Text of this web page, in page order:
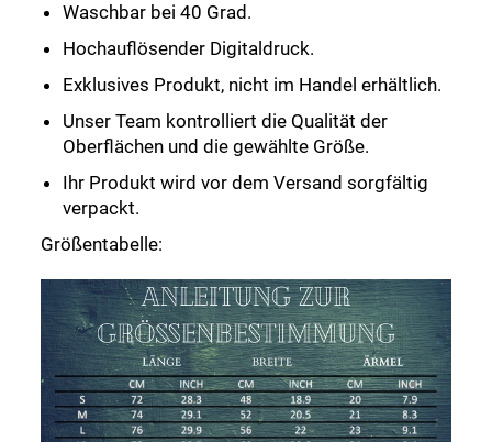
Waschbar bei 40 Grad.
Hochauflösender Digitaldruck.
Exklusives Produkt, nicht im Handel erhältlich.
Unser Team kontrolliert die Qualität der
Oberflächen und die gewählte Größe.
Ihr Produkt wird vor dem Versand sorgfältig
verpackt.
Größentabelle: